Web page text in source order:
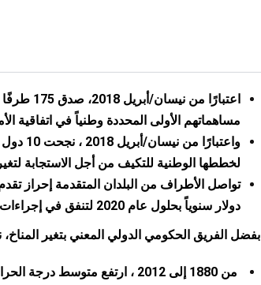
مساهماتهم الأولى المحددة وطنياً في اتفاقية
لخططها الوطنية للتكيف من أجل الاستجابة
دولار سنوياً بحلول عام 2020 لتنفق في إجراءات التخفيف من تغير المناخ.
بفضل الفريق الحكومي الدولي المعني بتغير المناخ،